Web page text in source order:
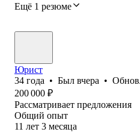
Ещё 1 резюме
Юрист
34 года • Был вчера •
200 000 ₽
Рассматривает предложения
Общий опыт
11 лет 3 месяца